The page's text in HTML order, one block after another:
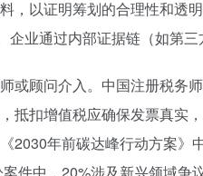
，以证明筹划的合理性和透
企业通过内部证据链（如第
或顾问介入。中国注册税务
抵扣增值税应确保发票真实
2030年前碳达峰行动方案》